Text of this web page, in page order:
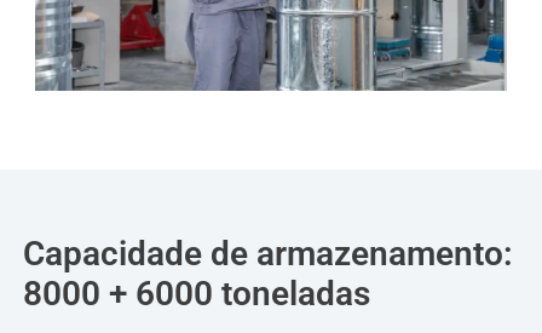
Capacidade de armazenamento:
8000 + 6000 toneladas